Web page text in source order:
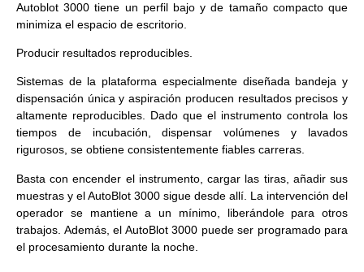
Autoblot 3000 tiene un perfil bajo y de tamaño compacto que
minimiza el espacio de escritorio.
Producir resultados reproducibles.
Sistemas de la plataforma especialmente diseñada bandeja y
dispensación única y aspiración producen resultados precisos y
altamente reproducibles. Dado que el instrumento controla los
tiempos de incubación, dispensar volúmenes y lavados
rigurosos, se obtiene consistentemente fiables carreras.
Basta con encender el instrumento, cargar las tiras, añadir sus
muestras y el AutoBlot 3000 sigue desde allí. La intervención del
operador se mantiene a un mínimo, liberándole para otros
trabajos. Además, el AutoBlot 3000 puede ser programado para
el procesamiento durante la noche.